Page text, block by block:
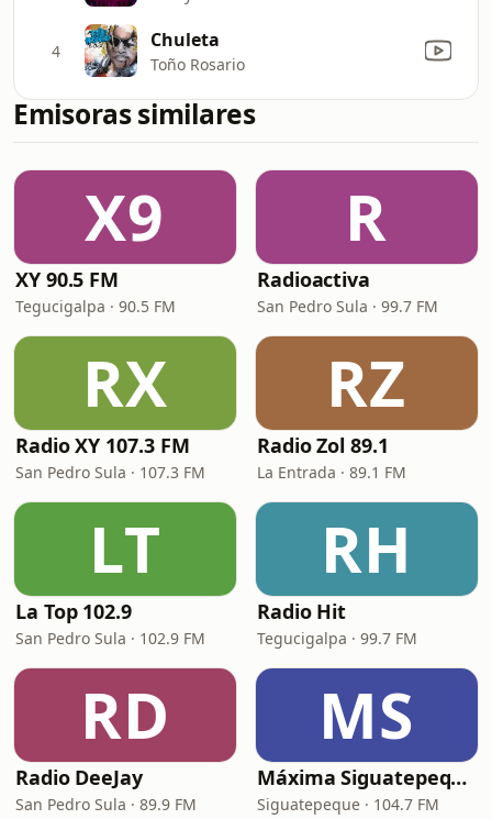
4 Chuleta
Toño Rosario
Emisoras similares
X9
XY 90.5 FM
Tegucigalpa · 90.5 FM
R
Radioactiva
San Pedro Sula · 99.7 FM
RX
Radio XY 107.3 FM
San Pedro Sula · 107.3 FM
RZ
Radio Zol 89.1
La Entrada · 89.1 FM
LT
La Top 102.9
San Pedro Sula · 102.9 FM
RH
Radio Hit
Tegucigalpa · 99.7 FM
RD
Radio DeeJay
San Pedro Sula · 89.9 FM
MS
Máxima Siguatepeque HN
Siguatepeque · 104.7 FM